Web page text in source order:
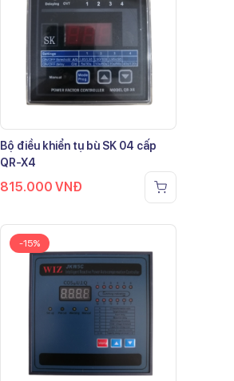
Bộ điều khiển tụ bù SK 04 cấp
QR-X4
815.000VNĐ
-15%